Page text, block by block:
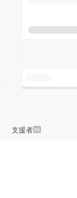
支援者96